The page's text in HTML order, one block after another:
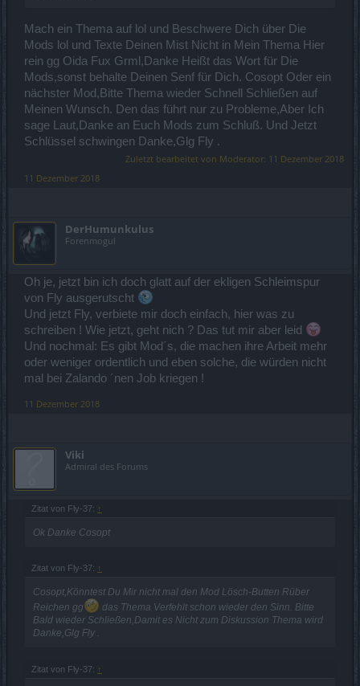
Mach ein Thema auf lol und Beschwere Dich über Die
Mods lol und Texte Deinen Mist Nicht in Mein Thema Hier
rein gg Oida Fux Grml,Danke Heißt das Wort für Die
Mods,sonst behalte Deinen Senf für Dich. Cosopt Oder ein
nächster Mod,Bitte Thema wieder Schnell Schließen auf
Meinen Wunsch. Den das führt nur zu Probleme,Aber Ich
sage Laut,Danke an Euch Mods zum Schluß. Und Jetzt
Schlüssel schwingen Danke,Glg Fly .
Zuletzt bearbeitet von Moderator: 11 Dezember 2018
11 Dezember 2018
DerHumunkulus
Forenmogul
Oh je, jetzt bin ich doch glatt auf der ekligen Schleimspur
von Fly ausgerutscht
Und jetzt Fly, verbiete mir doch einfach, hier was zu
schreiben ! Wie jetzt, geht nich ? Das tut mir aber leid
Und nochmal: Es gibt Mod´s, die machen ihre Arbeit mehr
oder weniger ordentlich und eben solche, die würden nicht
mal bei Zalando ´nen Job kriegen !
11 Dezember 2018
Viki
Admiral des Forums
Zitat von Fly-37: ↑
Ok Danke Cosopt
Zitat von Fly-37: ↑
Cosopt,Könntest Du Mir nicht mal den Mod Lösch-Butten Rüber
Reichen gg
das Thema Verfehlt schon wieder den Sinn. Bitte
Bald wieder Schließen,Damit es Nicht zum Diskussion Thema wird
Danke,Glg Fly .
Zitat von Fly-37: ↑